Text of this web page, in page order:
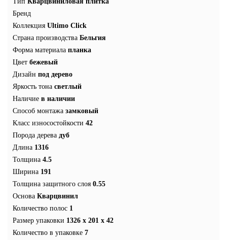
Бренд
Коллекция Ultimo Click
Страна производства Бельгия
Форма материала планка
Цвет бежевый
Дизайн под дерево
Яркость тона светлый
Наличие в наличии
Способ монтажа замковый
Класс износостойкости 42
Порода дерева дуб
Длина 1316
Толщина 4.5
Ширина 191
Толщина защитного слоя 0.55
Основа Кварцвинил
Количество полос 1
Размер упаковки 1326 x 201 x 42
Количество в упаковке 7